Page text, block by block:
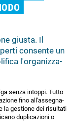
giusta. Il
consente un
l'or­ga­niz­za­
senza intoppi. Tutto
fino all'as­segna­
la gestione dei risultati
du­pli­ca­zio­ni o